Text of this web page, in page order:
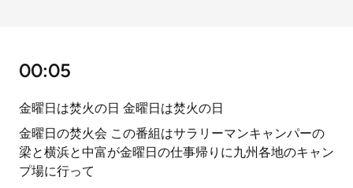
00:05
金曜日は焚火の日 金曜日は焚火の日
金曜日の焚火会 この番組はサラリーマンキャンパーの
梁と横浜と中富が金曜日の仕事帰りに九州各地のキャン
プ場に行って